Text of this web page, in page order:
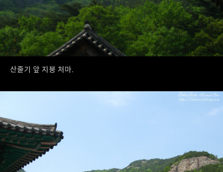
산줄기 앞 지붕 처마.